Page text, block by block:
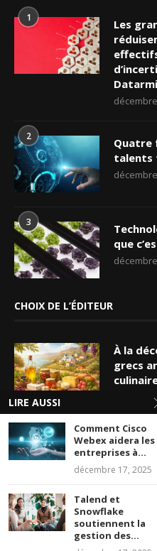
1
Les
2
Quatre
talents
3
que
CHOIX DE L’ÉDITEUR
À la
grecs
mars 19,
Nappe
unique
mars 16,
LIRE AUSSI
Comment Cisco
Webex aidera les
entreprises à...
décembre 17, 2025
Talend et
Snowflake
soutiennent la
gestion des...